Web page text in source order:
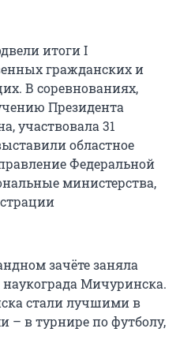
итоги I
гражданских и
В соревнованиях,
Президента
участвовала 31
областное
Федеральной
министерства,
зачёте заняла
Мичуринска.
стали лучшими в
– в турнире по футболу,